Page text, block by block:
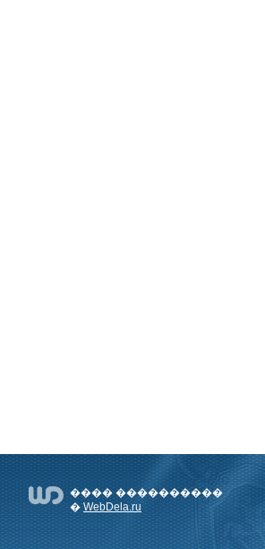
���� ����������
�WebDela.ru